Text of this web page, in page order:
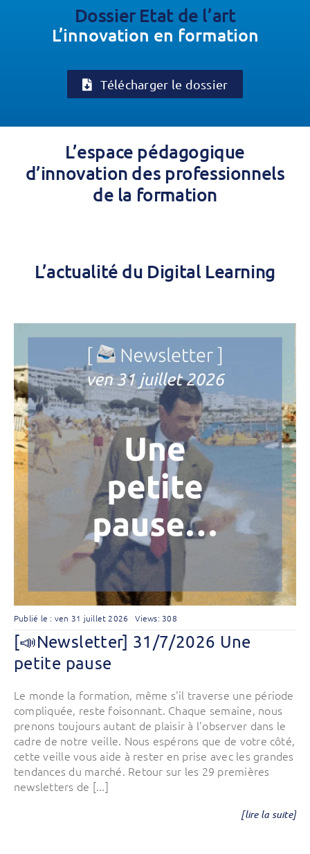
Dossier Etat de l’art
L’innovation en formation
Télécharger le dossier
L’espace pédagogique
d’innovation des professionnels
de la formation
L’actualité du Digital Learning
Publié le : ven 31 juillet 2026 Views: 308
[📣Newsletter] 31/7/2026 Une
petite pause
Le monde la formation, même s'il traverse une période
compliquée, reste foisonnant. Chaque semaine, nous
prenons toujours autant de plaisir à l'observer dans le
cadre de notre veille. Nous espérons que de votre côté,
cette veille vous aide à rester en prise avec les grandes
tendances du marché. Retour sur les 29 premières
newsletters de [...]
[lire la suite]